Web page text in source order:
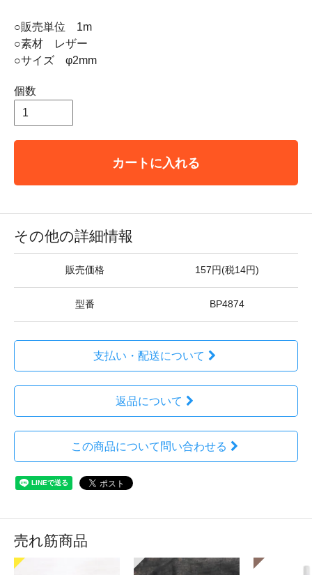
○販売単位 1m
○素材 レザー
○サイズ φ2mm
個数
カートに入れる
その他の詳細情報
販売価格 157円(税14円)
型番 BP4874
支払い・配送について
返品について
この商品について問い合わせる
売れ筋商品